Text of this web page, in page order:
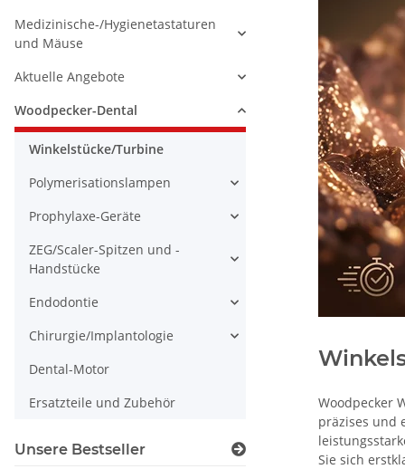
Woodpecker
präzises und
Sie sich
Medizinische-/Hygienetastaturen
und Mäuse
Aktuelle Angebote
Woodpecker-Dental
Winkelstücke/Turbine
Polymerisationslampen
Prophylaxe-Geräte
ZEG/Scaler-Spitzen und -
Handstücke
Endodontie
Chirurgie/Implantologie
Dental-Motor
Ersatzteile und Zubehör
Unsere Bestseller